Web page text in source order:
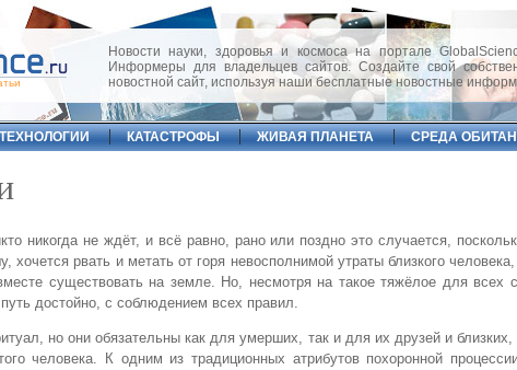
Новости науки, здоровья и космоса на портале
Информеры для владельцев сайтов. Создайте свой
новостной сайт, используя наши бесплатные новостные
ТЕХНОЛОГИИ КАТАСТРОФЫ ЖИВАЯ ПЛАНЕТА СРЕДА
никогда не ждёт, и всё равно, рано или поздно это случается,
хочется рвать и метать от горя невосполнимой утраты близкого
существовать на земле. Но, несмотря на такое тяжёлое для всех
достойно, с соблюдением всех правил.
но они обязательны как для умерших, так и для их друзей и
человека. К одним из традиционных атрибутов похоронной